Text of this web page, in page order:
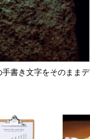
書き文字をそのままデ